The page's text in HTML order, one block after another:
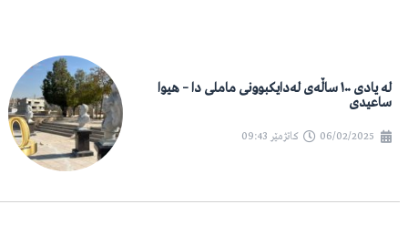
لە یادی ١٠٠ ساڵەی لەدایکبوونی ماملی دا – هیوا
ساعیدی
06/02/2025 کاتژمێر 09:43